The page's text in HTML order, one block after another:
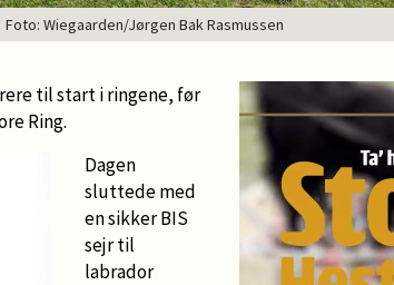
Foto: Wiegaarden/Jørgen Bak Rasmussen
til start i ringene, før
Ring.
Dagen
sluttede med
en sikker BIS
sejr til
labrador